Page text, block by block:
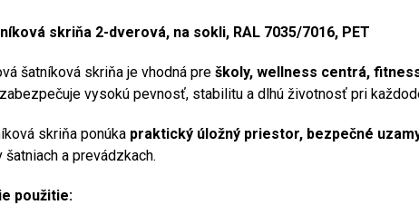
skriňa 2-dverová, na sokli, RAL 7035/7016, PET
šatníková skriňa je vhodná pre školy, wellness centrá,
vysokú pevnosť, stabilitu a dlhú životnosť pri
skriňa ponúka praktický úložný priestor, bezpečné
šatniach a prevádzkach.
použitie: